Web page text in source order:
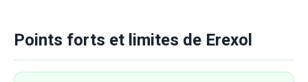
Points forts et limites de Erexol